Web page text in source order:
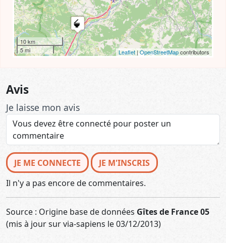
10 km
5 mi
Leaflet| OpenStreetMapcontributors
Avis
Je laisse mon avis
JE ME CONNECTE
JE M'INSCRIS
Il n'y a pas encore de commentaires.
Source : Origine base de données Gîtes de France 05
(mis à jour sur via-sapiens le 03/12/2013)